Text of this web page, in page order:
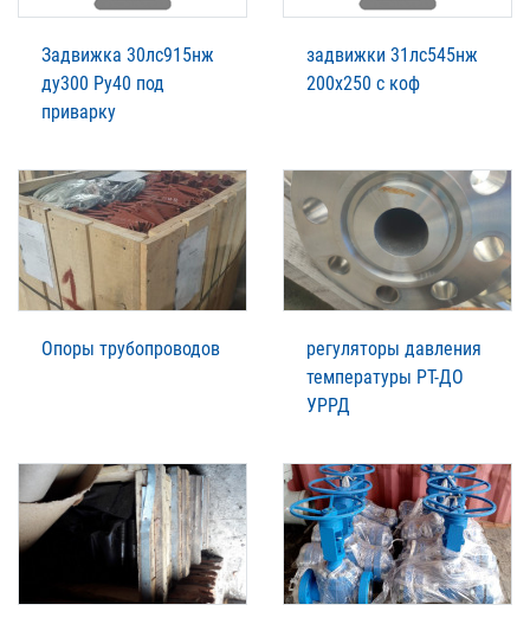
Задвижка 30лс915нж
ду300 Ру40 под
приварку
задвижки 31лс545нж
200х250 с коф
Опоры трубопроводов
регуляторы давления
температуры РТ-ДО
УРРД